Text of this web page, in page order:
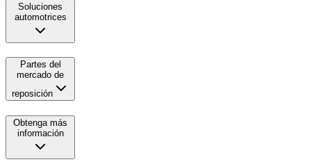
Soluciones
automotrices
Partes del
mercado de
reposición
Obtenga más
información